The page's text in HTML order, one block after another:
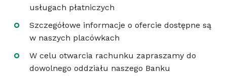
usługach płatniczych
Szczegółowe informacje o ofercie dostępne są
w naszych placówkach
W celu otwarcia rachunku zapraszamy do
dowolnego oddziału naszego Banku